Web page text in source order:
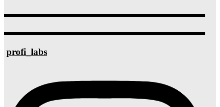
profi_labs